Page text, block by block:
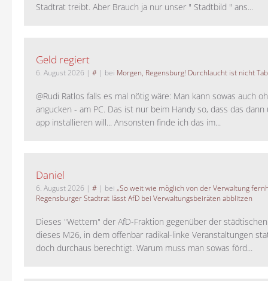
Stadtrat treibt. Aber Brauch ja nur unser " Stadtbild " ans...
Geld regiert
6. August 2026 | # | bei Morgen, Regensburg! Durchlaucht ist nicht
@Rudi Ratlos falls es mal nötig wäre: Man kann sowas auch
angucken - am PC. Das ist nur beim Handy so, dass das
app installieren will... Ansonsten finde ich das im...
Daniel
6. August 2026 | # | bei „So weit wie möglich von der Verwaltung
Regensburger Stadtrat lässt AfD bei Verwaltungsbeiräten abblitzen
Dieses "Wettern" der AfD-Fraktion gegenüber der
dieses M26, in dem offenbar radikal-linke Veranstaltungen
doch durchaus berechtigt. Warum muss man sowas förd...